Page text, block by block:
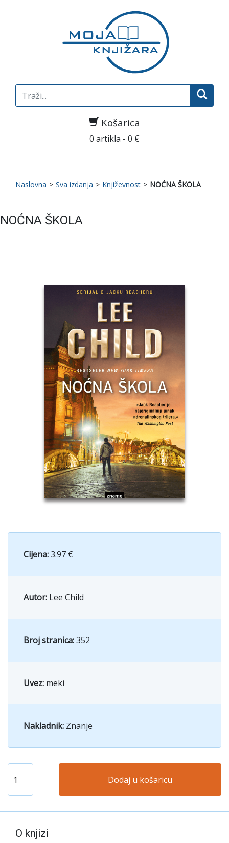
Search
for:
Košarica
0 artikla - 0 €
Naslovna > Sva izdanja > Književnost > NOĆNA ŠKOLA
NOĆNA ŠKOLA
Cijena:3.97 €
Autor: Lee Child
Broj stranica:352
Uvez: meki
Nakladnik: Znanje
Dodaj u košaricu
O knjizi